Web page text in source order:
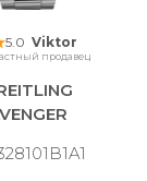
5.0 Viktor
продавец